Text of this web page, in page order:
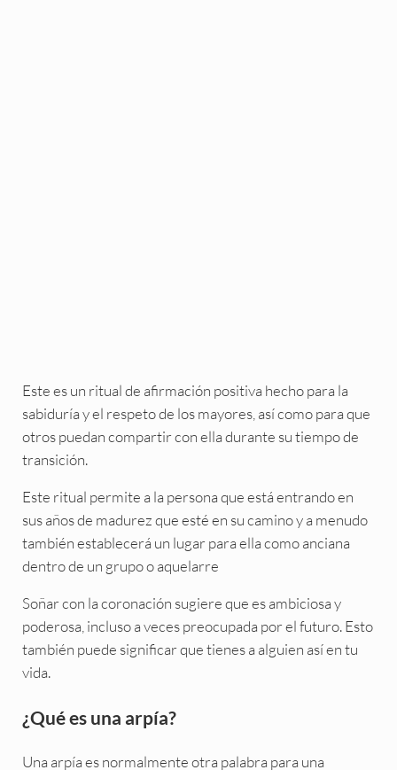
Este es un ritual de afirmación positiva hecho para la
sabiduría y el respeto de los mayores, así como para que
otros puedan compartir con ella durante su tiempo de
transición.
Este ritual permite a la persona que está entrando en
sus años de madurez que esté en su camino y a menudo
también establecerá un lugar para ella como anciana
dentro de un grupo o aquelarre
Soñar con la coronación sugiere que es ambiciosa y
poderosa, incluso a veces preocupada por el futuro. Esto
también puede significar que tienes a alguien así en tu
vida.
¿Qué es una arpía?
Una arpía es normalmente otra palabra para una